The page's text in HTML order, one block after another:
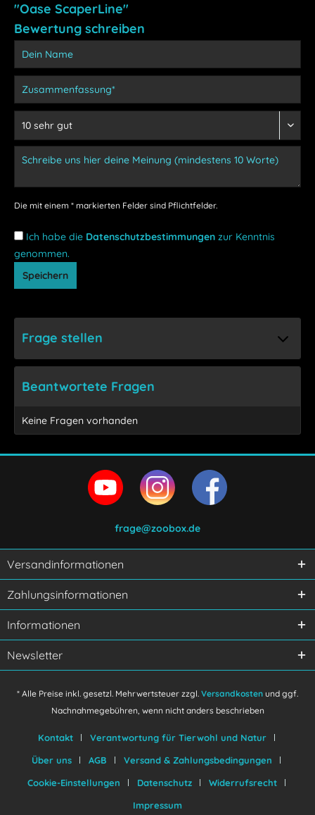
"Oase ScaperLine"
Bewertung schreiben
Die mit einem * markierten Felder sind Pflichtfelder.
Ich habe die Datenschutzbestimmungen zur Kenntnis
genommen.
Speichern
Frage stellen
Ich habe die
verstanden und stimme zu.
Mit * gekennzeichnete Felder sind Pflichtfelder.
Senden
Beantwortete Fragen
Keine Fragen vorhanden
frage@zoobox.de
Versandinformationen
Zahlungsinformationen
Informationen
Newsletter
* Alle Preise inkl. gesetzl. Mehrwertsteuer zzgl. Versandkosten und ggf.
Nachnahmegebühren, wenn nicht anders beschrieben
Kontakt
Verantwortung für Tierwohl und Natur
Über uns
AGB
Versand & Zahlungsbedingungen
Cookie-Einstellungen
Datenschutz
Widerrufsrecht
Impressum